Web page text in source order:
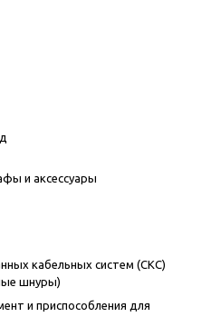
и аксессуары
кабельных систем (СКС)
шнуры)
и приспособления для